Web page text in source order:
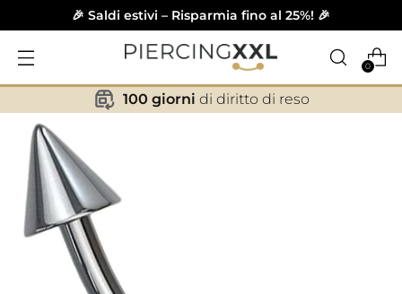
🎉 Saldi estivi – Risparmia fino al 25%! 🎉
0
✕
100 giorni di diritto di reso